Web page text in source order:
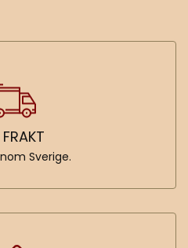
FRAKT
Sverige.